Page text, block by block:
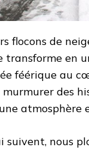
flocons de
transforme en
féérique au
des
atmosphère
suivent, nous